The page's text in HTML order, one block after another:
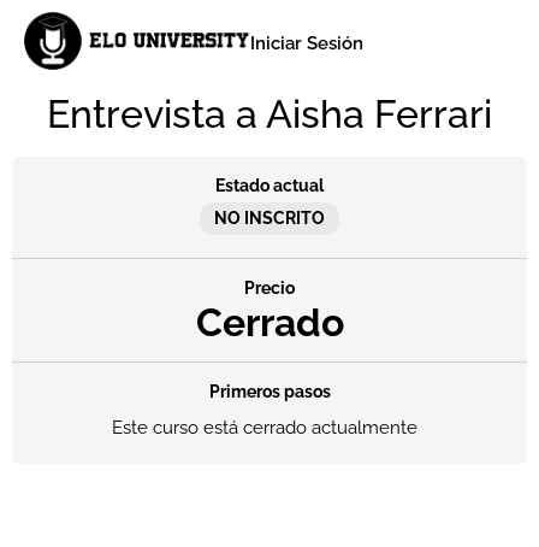
Iniciar Sesión
Entrevista a Aisha Ferrari
Estado actual
NO INSCRITO
Precio
Cerrado
Primeros pasos
Este curso está cerrado actualmente